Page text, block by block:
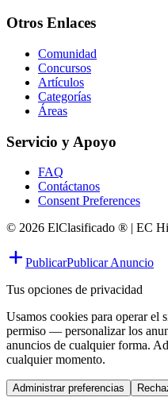
Otros Enlaces
Comunidad
Concursos
Artículos
Categorías
Áreas
Servicio y Apoyo
FAQ
Contáctanos
Consent Preferences
© 2026 ElClasificado ® | EC
PublicarPublicar Anuncio
Tus opciones de privacidad
Usamos cookies para operar
permiso — personalizar los
anuncios de cualquier forma.
cualquier momento.
Administrar preferencias